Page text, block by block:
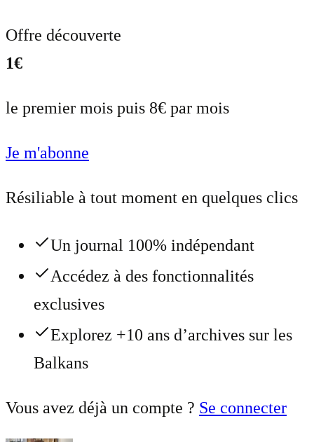
Offre découverte
1€
le premier mois puis 8€ par mois
Je m'abonne
Résiliable à tout moment en quelques clics
Un journal 100% indépendant
Accédez à des fonctionnalités
exclusives
Explorez +10 ans d’archives sur les
Balkans
Vous avez déjà un compte ? Se connecter